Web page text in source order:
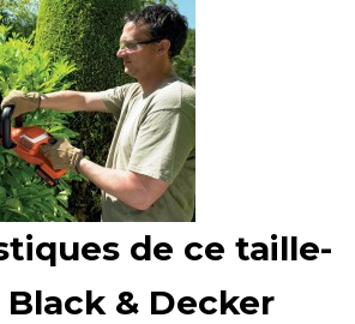
de ce taille-
Black & Decker